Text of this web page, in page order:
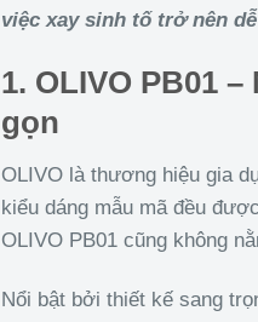
việc xay sinh tố trở nên
1. OLIVO PB01
gọn
OLIVO là thương hiệu gia
kiểu dáng mẫu mã đều
OLIVO PB01 cũng không
Nổi bật bởi thiết kế sang